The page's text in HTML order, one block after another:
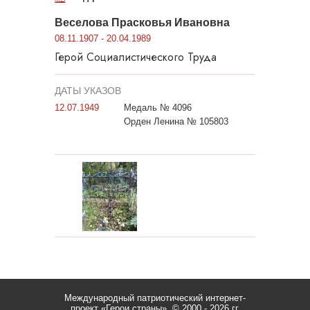
Веселова Прасковья Ивановна
08.11.1907 - 20.04.1989
Герой Социалистического Труда
ДАТЫ УКАЗОВ
12.07.1949
Медаль № 4096
Орден Ленина № 105803
Международный патриотический интернет-